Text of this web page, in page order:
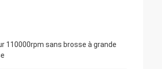
110000rpm sans brosse à grande